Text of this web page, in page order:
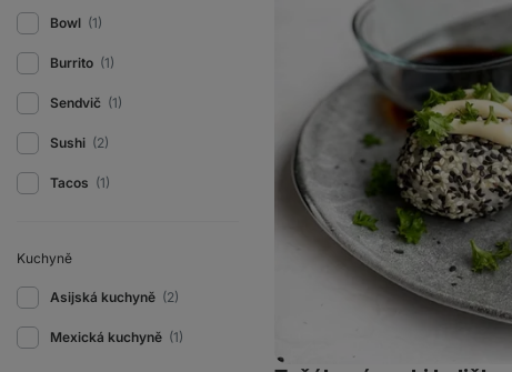
Bowl (1)
Burrito (1)
Sendvič (1)
Sushi (2)
Tacos (1)
Kuchyně
Asijská kuchyně (2)
Mexická kuchyně (1)